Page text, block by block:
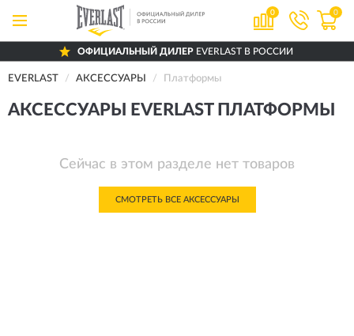
0 0
ОФИЦИАЛЬНЫЙ ДИЛЕР EVERLAST В РОССИИ
EVERLAST АКСЕССУАРЫ Платформы
АКСЕССУАРЫ EVERLAST ПЛАТФОРМЫ
Сейчас в этом разделе нет товаров
СМОТРЕТЬ ВСЕ АКСЕССУАРЫ